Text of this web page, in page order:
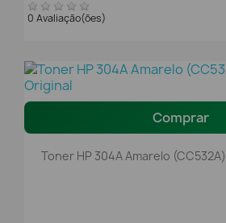
0 Avaliação(ões)
Comprar
Toner HP 304A Amarelo